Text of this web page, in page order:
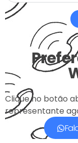
Clique no botão
representante